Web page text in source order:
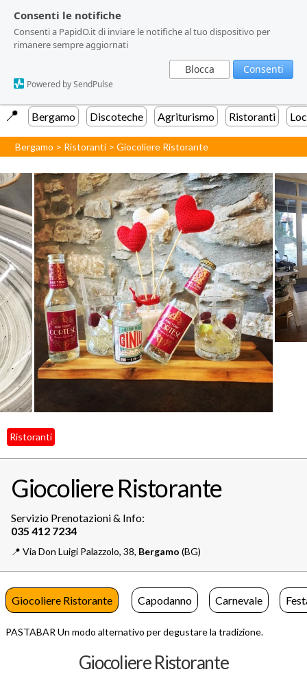
Consenti le notifiche
Consenti a PapidO.it di inviare le notifiche al tuo dispositivo per
rimanere sempre aggiornati
Blocca Consenti
Powered by SendPulse
Consenti le notifiche
Consenti a PapidO.it di inviare le notifiche al tuo dispositivo per
rimanere sempre aggiornati
Blocca Consenti
Powered by SendPulse
📍️ Bergamo Discoteche Agriturismo Ristoranti
Bergamo > Ristoranti >Giocoliere Ristorante
Ristoranti
Giocoliere Ristorante
Servizio Prenotazioni & Info:
📍️ Via Don Luigi Palazzolo, 38, Bergamo (BG)
Giocoliere Ristorante Capodanno Carnevale
PASTABAR Un modo alternativo per degustare la tradizione.
Giocoliere Ristorante